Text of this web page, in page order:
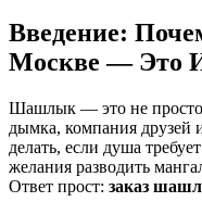
Введение:
Москве — Это
Шашлык — это не просто
дымка, компания
делать, если душа
желания разводить
Ответ прост: заказ